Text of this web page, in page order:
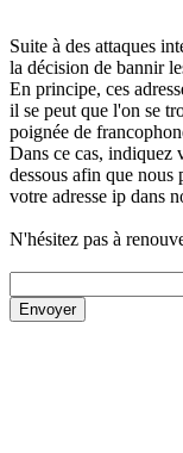
Suite à des attaques
la décision de bannir
En principe, ces
il se peut que l'on se
poignée de
Dans ce cas, indiquez
dessous afin que nous
votre adresse ip dans
N'hésitez pas à